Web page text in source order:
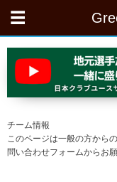
チーム情報
このページは一般の方から
問い合わせフォームからお